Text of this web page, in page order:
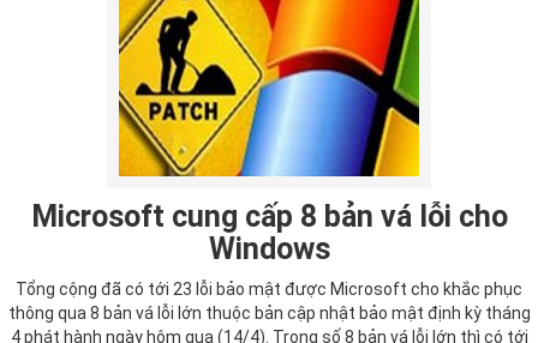
Microsoft cung cấp 8 bản vá lỗi cho
Windows
Tổng cộng đã có tới 23 lỗi bảo mật được Microsoft cho khắc phục
thông qua 8 bản vá lỗi lớn thuộc bản cập nhật bảo mật định kỳ tháng
4 phát hành ngày hôm qua (14/4). Trong số 8 bản vá lỗi lớn thì có tới